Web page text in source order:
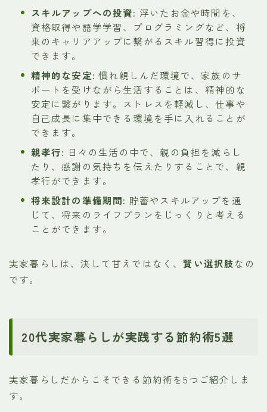
スキルアップへの投資: 浮いたお金や時間を、
資格取得や語学学習、プログラミングなど、将
来のキャリアアップに繋がるスキル習得に投資
できます。
精神的な安定: 慣れ親しんだ環境で、家族のサ
ポートを受けながら生活することは、精神的な
安定に繋がります。ストレスを軽減し、仕事や
自己成長に集中できる環境を手に入れることが
できます。
親孝行: 日々の生活の中で、親の負担を減らし
たり、感謝の気持ちを伝えたりすることで、親
孝行ができます。
将来設計の準備期間: 貯蓄やスキルアップを通
じて、将来のライフプランをじっくりと考える
ことができます。
実家暮らしは、決して甘えではなく、 賢い選択肢なの
です。
20代実家暮らしが実践する節約術5選
実家暮らしだからこそできる節約術を5つご紹介しま
す。